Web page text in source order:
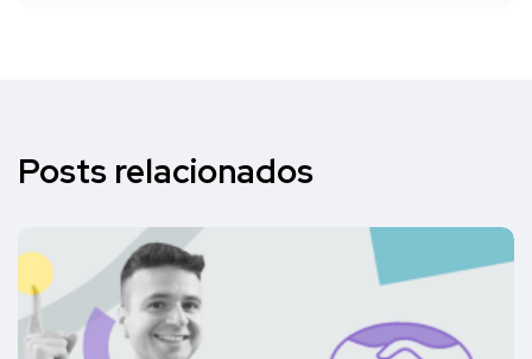
Posts relacionados